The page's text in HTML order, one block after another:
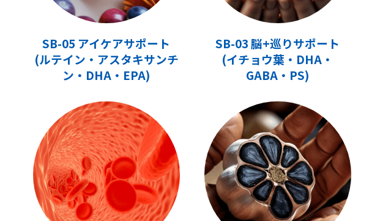
SB-05 アイケアサポート
(ルテイン・アスタキサンチ
ン・DHA・EPA)
SB-03 脳+巡りサポート
(イチョウ葉・DHA・
GABA・PS)